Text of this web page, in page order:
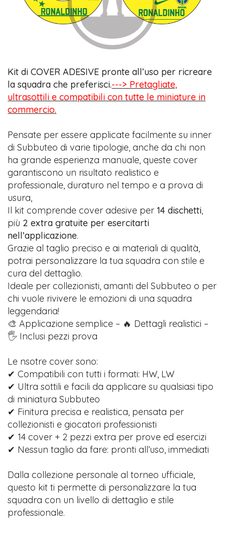
Kit di COVER ADESIVE pronte all’uso per ricreare
la squadra che preferisci.---> Pretagliate,
ultrasottili e compatibili con tutte le miniature in
commercio.
Pensate per essere applicate facilmente su inner
di Subbuteo di varie tipologie, anche da chi non
ha grande esperienza manuale, queste cover
garantiscono un risultato realistico e
professionale, duraturo nel tempo e a prova di
usura,
Il kit comprende cover adesive per14 dischetti,
più 2 extra gratuite per esercitarti
nell’applicazione.
Grazie al taglio preciso e ai materiali di qualità,
potrai personalizzare la tua squadra con stile e
cura del dettaglio.
Ideale per collezionisti, amanti del Subbuteo o per
chi vuole rivivere le emozioni di una squadra
leggendaria!
🎨 Applicazione semplice – 🔥 Dettagli realistici –
🖐️ Inclusi pezzi prova
Le nsotre cover sono:
✔ Compatibili con tutti i formati: HW, LW
✔ Ultra sottili e facili da applicare su qualsiasi tipo
di miniatura Subbuteo
✔ Finitura precisa e realistica, pensata per
collezionisti e giocatori professionisti
✔ 14 cover + 2 pezzi extra per prove ed esercizi
✔ Nessun taglio da fare: pronti all’uso, immediati
Dalla collezione personale al torneo ufficiale,
questo kit ti permette di personalizzare la tua
squadra con un livello di dettaglio e stile
professionale.